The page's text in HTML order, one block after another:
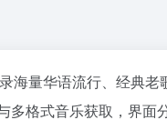
海量华语流行、经典老
格式音乐获取，界面